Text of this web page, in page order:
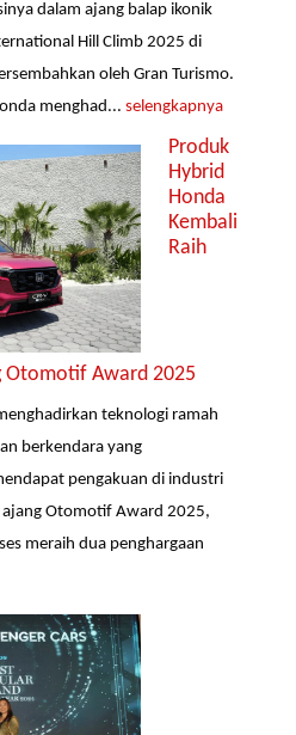
dalam ajang balap ikonik
Hill Climb 2025 di
oleh Gran Turismo.
menghad...selengkapnya
Produk
Hybrid
Honda
Kembali
Raih
Otomotif Award 2025
teknologi ramah
berkendara yang
pengakuan di industri
Otomotif Award 2025,
meraih dua penghargaan